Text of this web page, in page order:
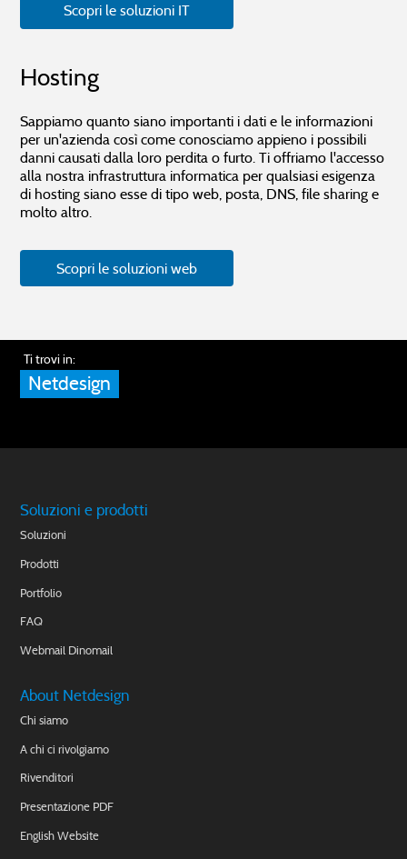
Scopri le soluzioni IT
Hosting
Sappiamo quanto siano importanti i dati e le informazioni
per un'azienda così come conosciamo appieno i possibili
danni causati dalla loro perdita o furto. Ti offriamo l'accesso
alla nostra infrastruttura informatica per qualsiasi esigenza
di hosting siano esse di tipo web, posta, DNS, file sharing e
molto altro.
Scopri le soluzioni web
Ti trovi in:
Netdesign
Soluzioni e prodotti
Soluzioni
Prodotti
Portfolio
FAQ
Webmail Dinomail
About Netdesign
Chi siamo
A chi ci rivolgiamo
Rivenditori
Presentazione PDF
English Website